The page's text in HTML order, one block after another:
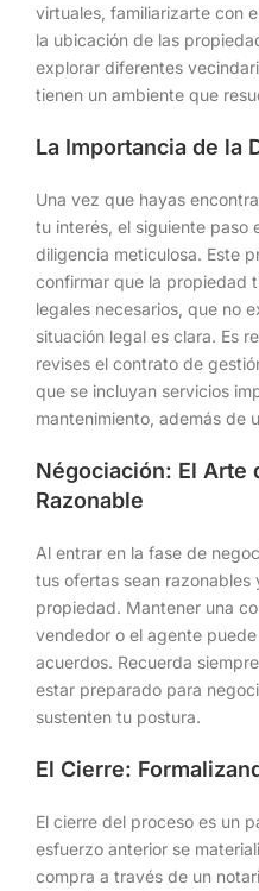
virtuales, familiarizarte con
la ubicación de las
explorar diferentes
tienen un ambiente que
La Importancia de la
Una vez que hayas
tu interés, el siguiente paso
diligencia meticulosa. Este
confirmar que la propiedad
legales necesarios, que no
situación legal es clara. Es
revises el contrato de
que se incluyan servicios
mantenimiento, además de
Négociación: El Arte
Razonable
Al entrar en la fase de
tus ofertas sean razonables
propiedad. Mantener una
vendedor o el agente
acuerdos. Recuerda
estar preparado para
sustenten tu postura.
El Cierre:
El cierre del proceso es un
esfuerzo anterior se
compra a través de un